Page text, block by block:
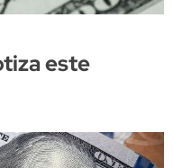
este